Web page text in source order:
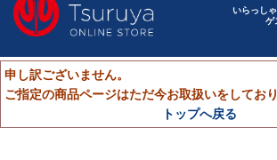
いらっし
ゲ
申し訳ございません。
ご指定の商品ページはただ今お取扱いをしており
トップへ戻る